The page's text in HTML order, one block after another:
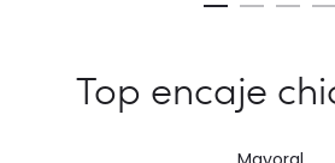
Top encaje